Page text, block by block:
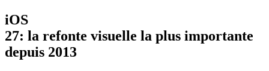
iOS
27: la refonte visuelle la plus importante
depuis 2013